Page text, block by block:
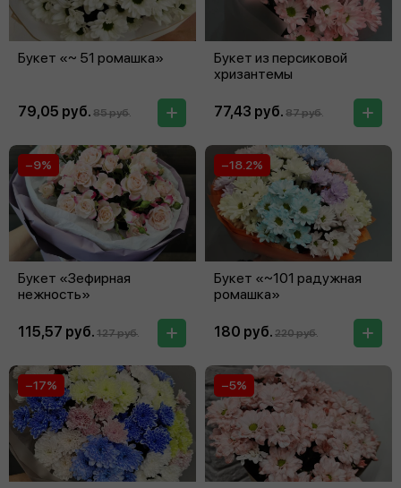
Букет «~ 51 ромашка»
79,05 руб. 85 руб.
Букет из персиковой
хризантемы
77,43 руб. 87 руб.
Букет «Зефирная
нежность»
−9%
115,57 руб. 127 руб.
Букет «~101 радужная
ромашка»
−18.2%
180 руб. 220 руб.
−17% −5%